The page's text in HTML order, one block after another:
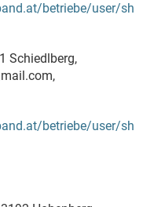
betriebe/user/sh
Schiedlberg,
betriebe/user/sh